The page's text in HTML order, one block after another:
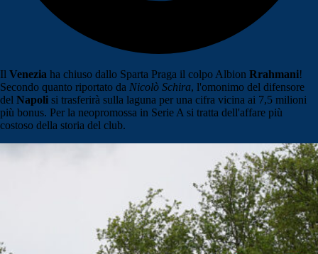
Il Venezia ha chiuso dallo Sparta Praga il colpo Albion Rrahmani!
Secondo quanto riportato da Nicolò Schira, l'omonimo del difensore
del Napoli si trasferirà sulla laguna per una cifra vicina ai 7,5 milioni
più bonus. Per la neopromossa in Serie A si tratta dell'affare più
costoso della storia del club.